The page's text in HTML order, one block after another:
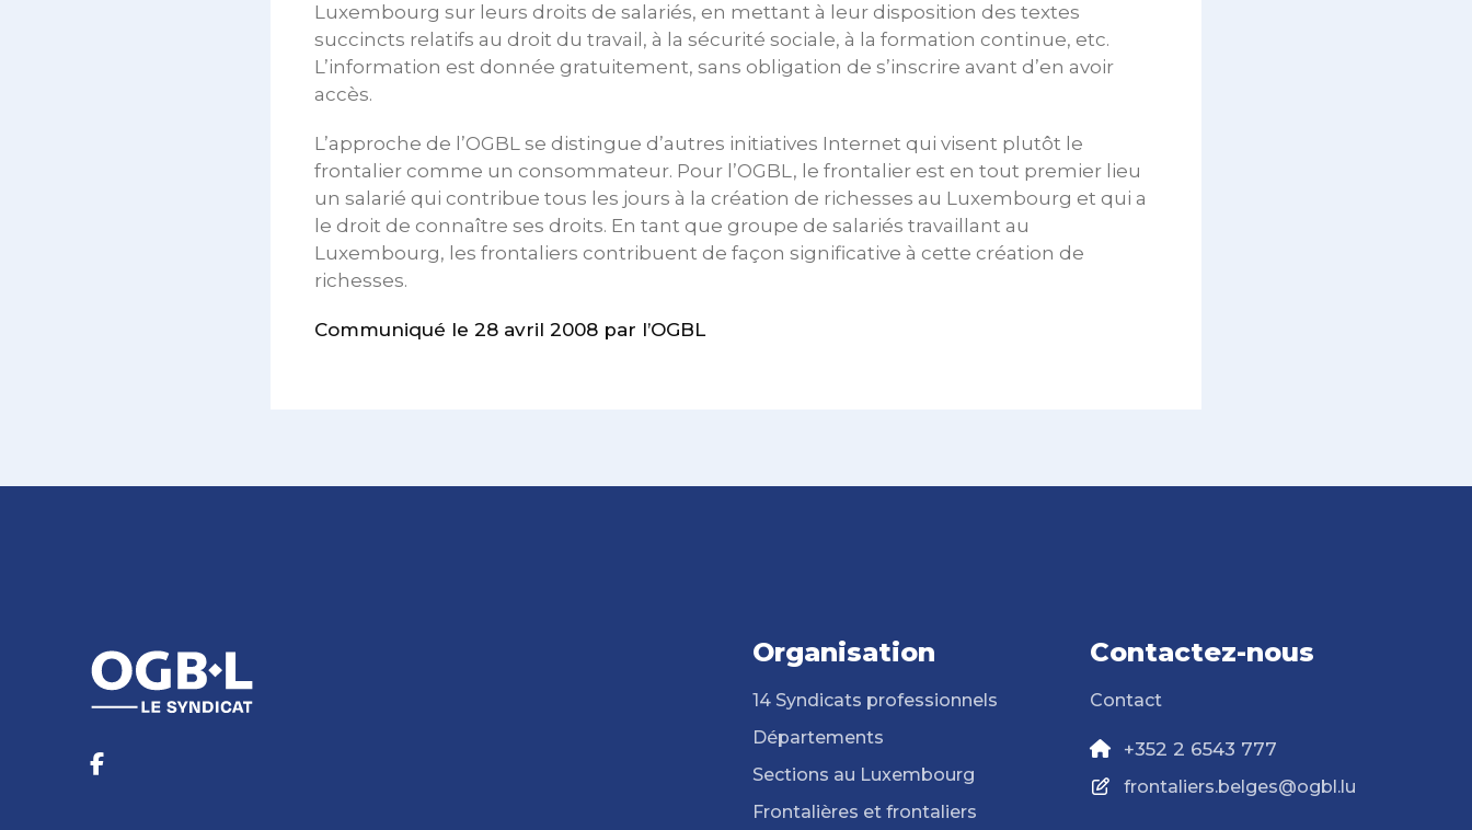
Luxembourg sur leurs droits de salariés, en mettant à leur disposition des textes
succincts relatifs au droit du travail, à la sécurité sociale, à la formation continue, etc.
L’information est donnée gratuitement, sans obligation de s’inscrire avant d’en avoir
accès.
L’approche de l’OGBL se distingue d’autres initiatives Internet qui visent plutôt le
frontalier comme un consommateur. Pour l’OGBL, le frontalier est en tout premier lieu
un salarié qui contribue tous les jours à la création de richesses au Luxembourg et qui a
le droit de connaître ses droits. En tant que groupe de salariés travaillant au
Luxembourg, les frontaliers contribuent de façon significative à cette création de
richesses.
Communiqué le 28 avril 2008 par l’OGBL
Organisation
14 Syndicats professionnels
Départements
Sections au Luxembourg
Frontalières et frontaliers
Contactez-nous
Contact
+352 2 6543 777
frontaliers.belges@ogbl.lu